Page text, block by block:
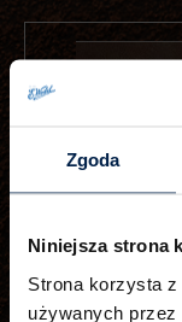
Zgoda
Niniejsza strona
Strona korzysta z
używanych